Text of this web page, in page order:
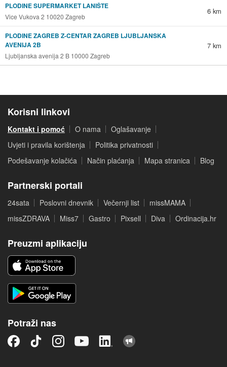
PLODINE SUPERMARKET LANIŠTE
Vice Vukova 2 10020 Zagreb
6 km
PLODINE ZAGREB Z-CENTAR ZAGREB LJUBLJANSKA
AVENIJA 2B
Ljubljanska avenija 2 B 10000 Zagreb
7 km
Korisni linkovi
Kontakt i pomoć O nama
Oglašavanje
Uvjeti i pravila korištenja
Politika privatnosti
Podešavanje kolačića
Način plaćanja Mapa stranica Blog
Partnerski portali
24sata Poslovni dnevnik Večernji list
missMAMA
missZDRAVA
Miss7 Gastro Pixsell Diva Ordinacija.hr
Preuzmi aplikaciju
Potraži nas